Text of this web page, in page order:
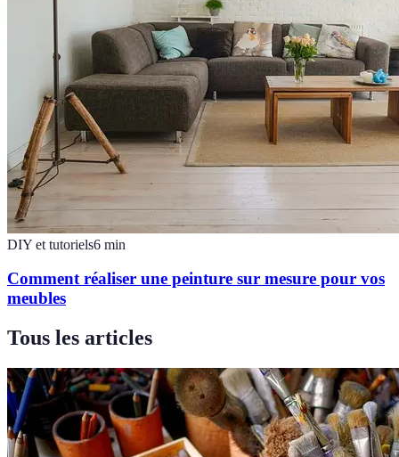
DIY et tutoriels6 min
Comment réaliser une peinture sur mesure pour vos
meubles
Tous les articles